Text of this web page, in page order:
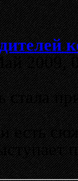
2009,
стала
есть